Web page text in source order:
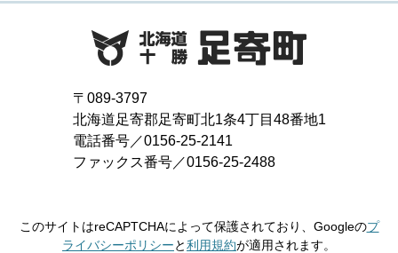
〒089-3797
北海道足寄郡足寄町北1条4丁目48番地1
電話番号／0156-25-2141
ファックス番号／0156-25-2488
このサイトはreCAPTCHAによって保護されており、Googleのプ
ライバシーポリシーと利用規約が適用されます。